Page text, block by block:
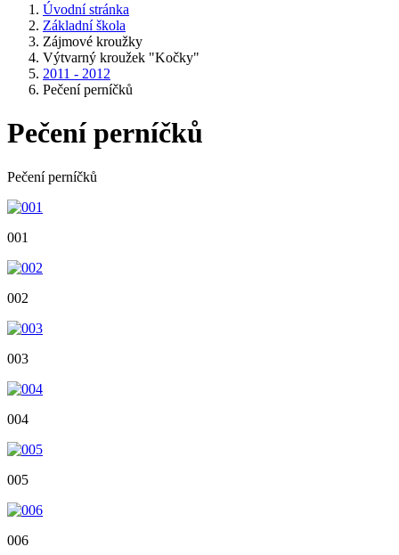
Úvodní stránka
Základní škola
Zájmové kroužky
Výtvarný kroužek "Kočky"
2011 - 2012
Pečení perníčků
Pečení perníčků
Pečení perníčků
001
002
003
004
005
006